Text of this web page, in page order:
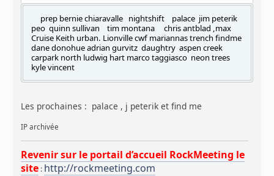
prep bernie chiaravalle nightshift palace jim peterik
peo quinn sullivan tim montana chris antblad ,max
Cruise Keith urban. Lionville cwf mariannas trench findme
dane donohue adrian gurvitz daughtry aspen creek
carpark north ludwig hart marco taggiasco neon trees
kyle vincent
Les prochaines : palace , j peterik et find me
IP archivée
Revenir sur le portail d’accueil RockMeeting le
site : http://rockmeeting.com